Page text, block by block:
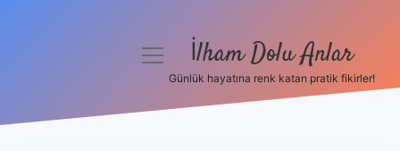
menüyü İlham Dolu Anlar
Günlük hayatına renk katan pratik fikirler!